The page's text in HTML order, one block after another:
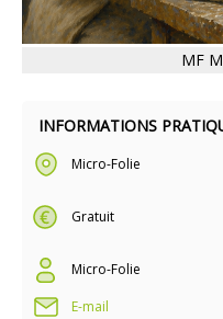
INFORMATIONS
Micro-Folie
Gratuit
Micro-Folie
E-mail
MF